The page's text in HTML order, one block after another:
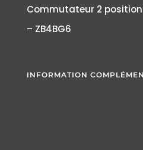
Commutateur 2
– ZB4BG6
INFORMATION